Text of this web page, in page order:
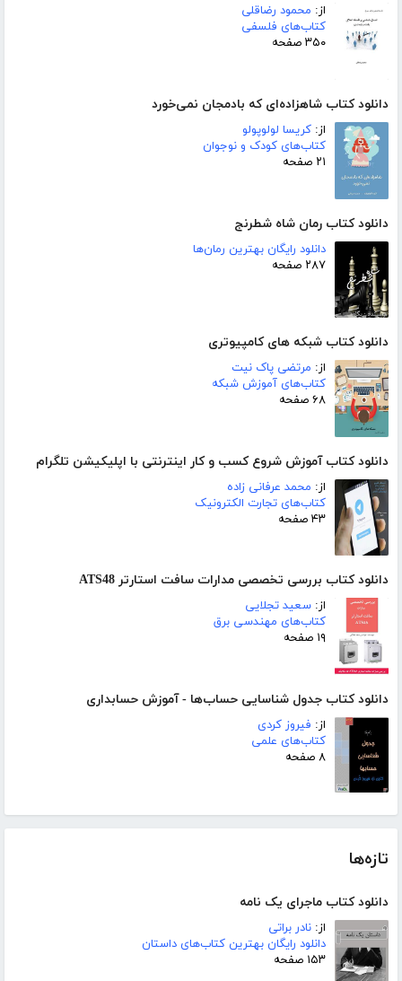
از: محمود رضاقلی
کتاب‌های فلسفی
۳۵۰ صفحه
دانلود کتاب شاهزاده‌ای که بادمجان نمی‌خورد
از: کریسا لولوپولو
کتاب‌های کودک و نوجوان
۲۱ صفحه
دانلود کتاب رمان شاه شطرنج
دانلود رایگان بهترین رمان‌ها
۲۸۷ صفحه
دانلود کتاب شبکه های کامپیوتری
از: مرتضی پاک نیت
کتاب‌های آموزش شبکه
۶۸ صفحه
دانلود کتاب آموزش شروع کسب و کار اینترنتی با اپلیکیشن تلگرام
از: محمد عرفانی زاده
کتاب‌های تجارت الکترونیک
۴۳ صفحه
دانلود کتاب بررسی تخصصی مدارات سافت استارتر ATS48
از: سعید تجلایی
کتاب‌های مهندسی برق
۱۹ صفحه
دانلود کتاب جدول شناسایی حساب‌ها - آموزش حسابداری
از: فیروز کردی
کتاب‌های علمی
۸ صفحه
تازه‌ها
دانلود کتاب ماجرای یک نامه
از: نادر براتی
دانلود رایگان بهترین کتاب‌های داستان
۱۵۳ صفحه